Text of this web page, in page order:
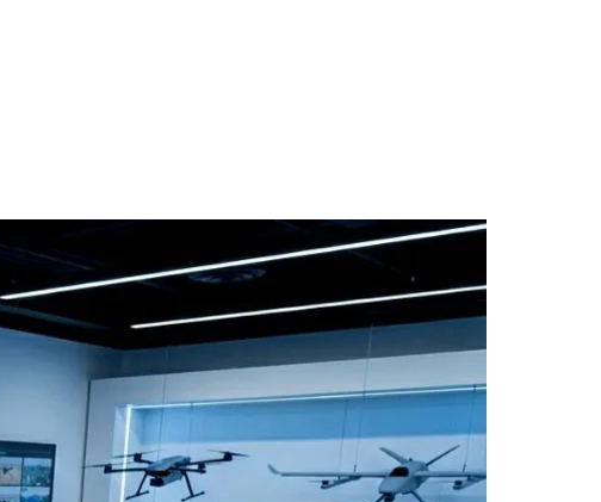
Jardim IracemaJardim ItaquitiJardim JulioJardim LíbanoJardim Maria
São Silvestre Jardim TupãJardim TupanciMutinga
de Parnaíba SilveiraTamboréVale do Sol